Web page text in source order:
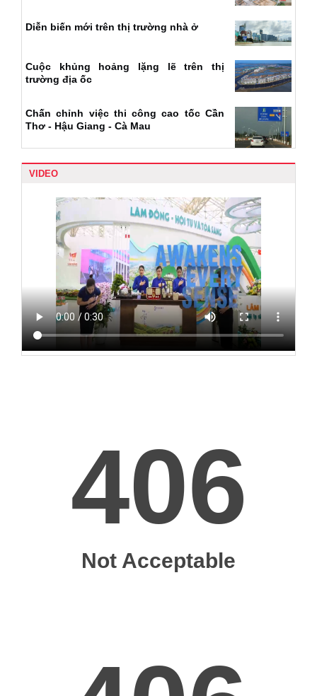
Diễn biến mới trên thị trường nhà ở
Cuộc khủng hoảng lặng lẽ trên thị
trường địa ốc
Chấn chỉnh việc thi công cao tốc Cần
Thơ - Hậu Giang - Cà Mau
VIDEO